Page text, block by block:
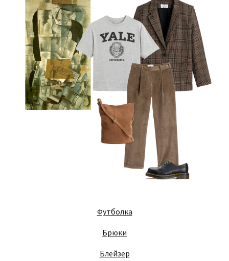
Футболка
Брюки
Блейзер